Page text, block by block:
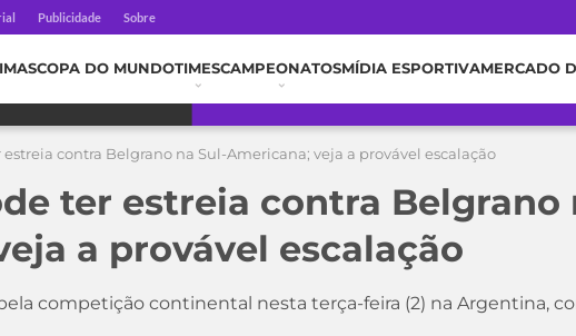
Publicidade Sobre
COPA DO MUNDOTIMESCAMPEONATOSMÍDIA ESPORTIVAMERCADO
contra Belgrano na Sul-Americana; veja a provável escalação
ter estreia contra Belgrano
a provável escalação
competição continental nesta terça-feira (2) na Argentina,